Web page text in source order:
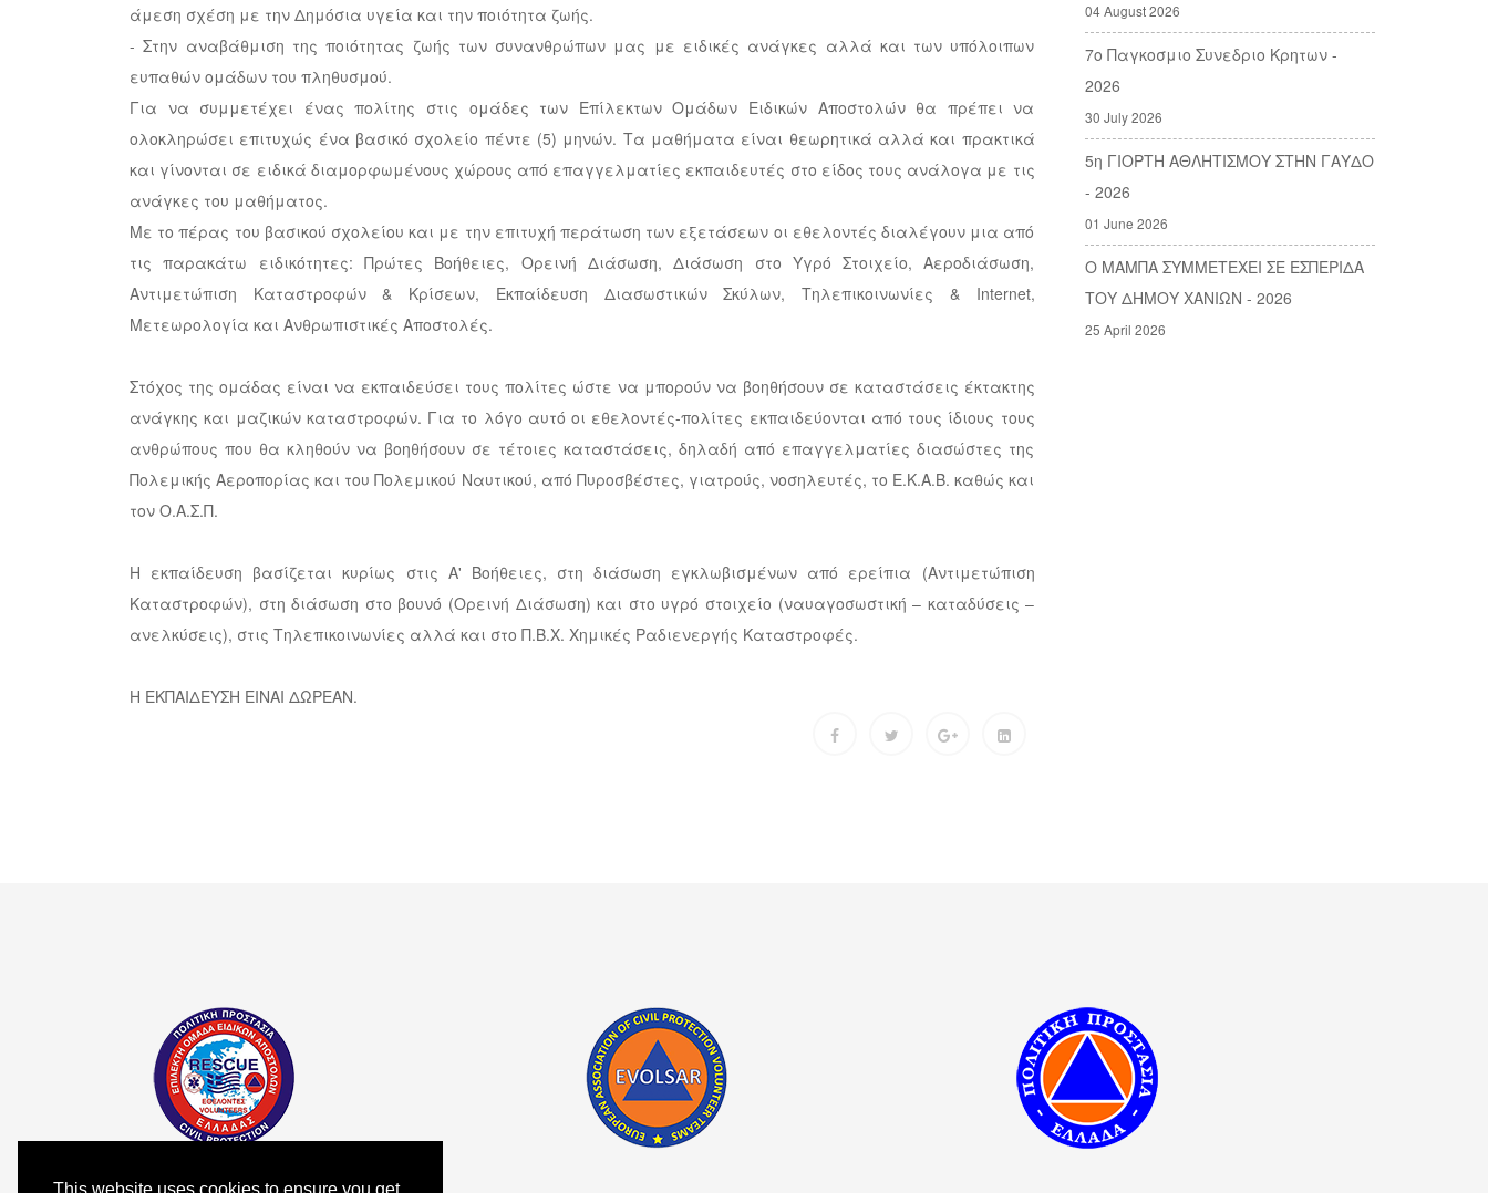
άμεση σχέση με την Δημόσια υγεία και την ποιότητα ζωής.
- Στην αναβάθμιση της ποιότητας ζωής των συνανθρώπων μας με ειδικές ανάγκες αλλά και των υπόλοιπων
ευπαθών ομάδων του πληθυσμού.
Για να συμμετέχει ένας πολίτης στις ομάδες των Επίλεκτων Ομάδων Ειδικών Αποστολών θα πρέπει να
ολοκληρώσει επιτυχώς ένα βασικό σχολείο πέντε (5) μηνών. Τα μαθήματα είναι θεωρητικά αλλά και πρακτικά
και γίνονται σε ειδικά διαμορφωμένους χώρους από επαγγελματίες εκπαιδευτές στο είδος τους ανάλογα με τις
ανάγκες του μαθήματος.
Με το πέρας του βασικού σχολείου και με την επιτυχή περάτωση των εξετάσεων οι εθελοντές διαλέγουν μια από
τις παρακάτω ειδικότητες: Πρώτες Βοήθειες, Ορεινή Διάσωση, Διάσωση στο Υγρό Στοιχείο, Αεροδιάσωση,
Αντιμετώπιση Καταστροφών & Κρίσεων, Εκπαίδευση Διασωστικών Σκύλων, Τηλεπικοινωνίες & Internet,
Μετεωρολογία και Ανθρωπιστικές Αποστολές.
Στόχος της ομάδας είναι να εκπαιδεύσει τους πολίτες ώστε να μπορούν να βοηθήσουν σε καταστάσεις έκτακτης
ανάγκης και μαζικών καταστροφών. Για το λόγο αυτό οι εθελοντές-πολίτες εκπαιδεύονται από τους ίδιους τους
ανθρώπους που θα κληθούν να βοηθήσουν σε τέτοιες καταστάσεις, δηλαδή από επαγγελματίες διασώστες της
Πολεμικής Αεροπορίας και του Πολεμικού Ναυτικού, από Πυροσβέστες, γιατρούς, νοσηλευτές, το Ε.Κ.Α.Β. καθώς και
τον Ο.Α.Σ.Π.
Η εκπαίδευση βασίζεται κυρίως στις Α' Βοήθειες, στη διάσωση εγκλωβισμένων από ερείπια (Αντιμετώπιση
Καταστροφών), στη διάσωση στο βουνό (Ορεινή Διάσωση) και στο υγρό στοιχείο (ναυαγοσωστική – καταδύσεις –
ανελκύσεις), στις Τηλεπικοινωνίες αλλά και στο Π.Β.Χ. Χημικές Ραδιενεργής Καταστροφές.
Η ΕΚΠΑΙΔΕΥΣΗ ΕΙΝΑΙ ΔΩΡΕΑΝ.
04 August 2026
7ο Παγκοσμιο Συνεδριο Κρητων -
2026
30 July 2026
5η ΓΙΟΡΤΗ ΑΘΛΗΤΙΣΜΟΥ ΣΤΗΝ ΓΑΥΔΟ
- 2026
01 June 2026
Ο ΜΑΜΠΑ ΣΥΜΜΕΤΕΧΕΙ ΣΕ ΕΣΠΕΡΙΔΑ
ΤΟΥ ΔΗΜΟΥ ΧΑΝΙΩΝ - 2026
25 April 2026